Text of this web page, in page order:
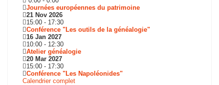
Journées européennes du patrimoine
21 Nov 2026
15:00 - 17:30
Conférence "Les outils de la généalogie"
16 Jan 2027
10:00 - 12:30
Atelier généalogie
20 Mar 2027
15:00 - 17:30
Conférence "Les Napoléonides"
Calendrier complet